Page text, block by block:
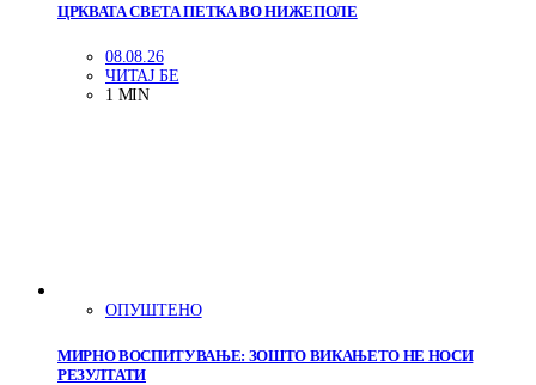
ЦРКВАТА СВЕТА ПЕТКА ВО НИЖЕПОЛЕ
08.08.26
ЧИТАЈ БЕ
1 MIN
ОПУШТЕНО
МИРНО ВОСПИТУВАЊЕ: ЗОШТО ВИКАЊЕТО НЕ НОСИ
РЕЗУЛТАТИ